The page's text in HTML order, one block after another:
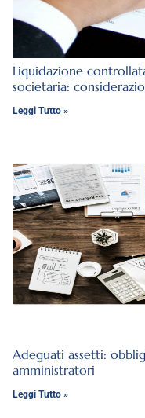
Liquidazione
societaria:
Leggi Tutto »
Adeguati assetti:
amministratori
Leggi Tutto »